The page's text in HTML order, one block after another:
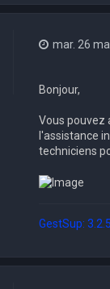
mar. 26
Bonjour,
Vous pouvez
l'assistance
techniciens
GestSup: